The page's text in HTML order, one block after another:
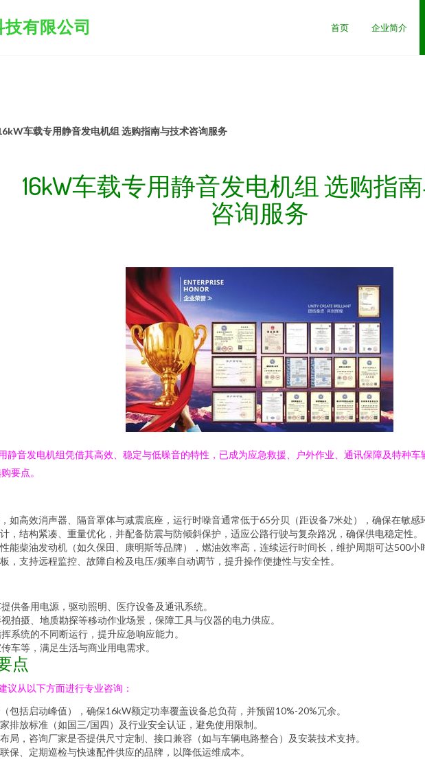
有限公司 首页 企业简介
车载专用静音发电机组 选购指南与技术咨询服务
16kW车载专用静音发电机组 选购指
咨询服务
静音发电机组凭借其高效、稳定与低噪音的特性，已成为应急救援、户外作业、通讯保障及特种
要点。
如高效消声器、隔音罩体与减震底座，运行时噪音通常低于65分贝（距设备7米处），确保在敏感
，结构紧凑、重量优化，并配备防震与防倾斜保护，适应公路行驶与复杂路况，确保供电稳定性。
性能柴油发动机（如久保田、康明斯等品牌），燃油效率高，连续运行时间长，维护周期可达500小
，支持远程监控、故障自检及电压/频率自动调节，提升操作便捷性与安全性。
供备用电源，驱动照明、医疗设备及通讯系统。
拍摄、地质勘探等移动作业场景，保障工具与仪器的电力供应。
系统的不同断运行，提升应急响应能力。
车等，满足生活与商业用电需求。
点
议从以下方面进行专业咨询：
包括启动峰值），确保16kW额定功率覆盖设备总负荷，并预留10%-20%冗余。
排放标准（如国三/国四）及行业安全认证，避免使用限制。
局，咨询厂家是否提供尺寸定制、接口兼容（如与车辆电路整合）及安装技术支持。
保、定期巡检与快速配件供应的品牌，以降低运维成本。